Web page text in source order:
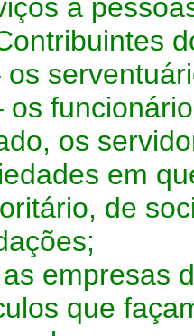
a
os
os
os
em
de
empresas
que